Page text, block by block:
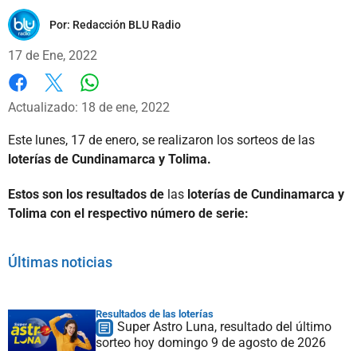
Por: Redacción BLU Radio
17 de Ene, 2022
Facebook
X
Actualizado: 18 de ene, 2022
Este lunes, 17 de enero, se realizaron los sorteos de las
loterías de Cundinamarca y Tolima.
Estos son los resultados de las loterías de Cundinamarca y
Tolima con el respectivo número de serie:
Últimas noticias
Resultados de las loterías
Super Astro Luna, resultado del último
sorteo hoy domingo 9 de agosto de 2026